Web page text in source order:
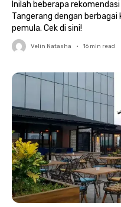
Inilah beberapa
Tangerang dengan
pemula. Cek di sini!
Velin Natasha • 16 min read